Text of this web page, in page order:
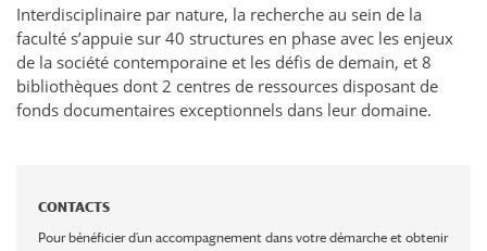
Interdisciplinaire par nature, la recherche au sein de la
faculté s’appuie sur 40 structures en phase avec les enjeux
de la société contemporaine et les défis de demain, et 8
bibliothèques dont 2 centres de ressources disposant de
fonds documentaires exceptionnels dans leur domaine.
CONTACTS
Pour bénéficier d’un accompagnement dans votre démarche et obtenir